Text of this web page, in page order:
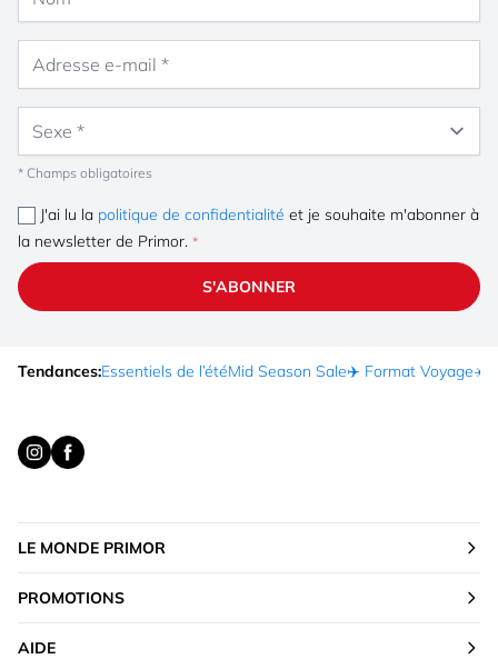
* Champs obligatoires
J'ai lu la politique de confidentialité et je souhaite m'abonner à
la newsletter de Primor.
S'ABONNER
Tendances:Essentiels de l’étéMid Season Sale✈️ Format Voyage☀️
LE MONDE PRIMOR
PROMOTIONS
AIDE